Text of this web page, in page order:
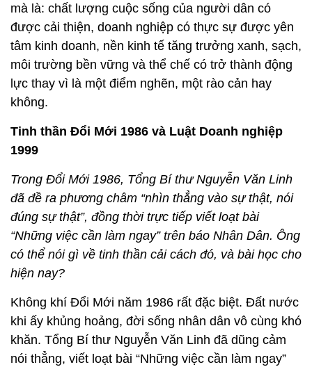
mà là: chất lượng cuộc sống của người dân có
được cải thiện, doanh nghiệp có thực sự được yên
tâm kinh doanh, nền kinh tế tăng trưởng xanh, sạch,
môi trường bền vững và thể chế có trở thành động
lực thay vì là một điểm nghẽn, một rào cản hay
không.
Tinh thần Đổi Mới 1986 và Luật Doanh nghiệp
1999
Trong Đổi Mới 1986, Tổng Bí thư Nguyễn Văn Linh
đã đề ra phương châm “nhìn thẳng vào sự thật, nói
đúng sự thật”, đồng thời trực tiếp viết loạt bài
“Những việc cần làm ngay” trên báo Nhân Dân. Ông
có thể nói gì về tinh thần cải cách đó, và bài học cho
hiện nay?
Không khí Đổi Mới năm 1986 rất đặc biệt. Đất nước
khi ấy khủng hoảng, đời sống nhân dân vô cùng khó
khăn. Tổng Bí thư Nguyễn Văn Linh đã dũng cảm
nói thẳng, viết loạt bài “Những việc cần làm ngay”